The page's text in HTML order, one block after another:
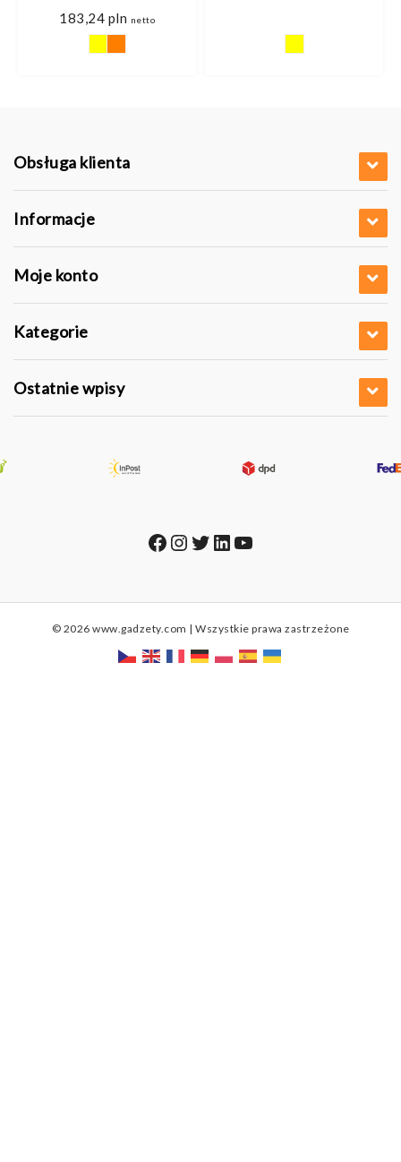
183,24 pln netto
Obsługa klienta
Informacje
Moje konto
Kategorie
Ostatnie wpisy
Facebook
Instagram
Twitter
LinkedIn
YouTube
© 2026 www.gadzety.com | Wszystkie prawa zastrzeżone